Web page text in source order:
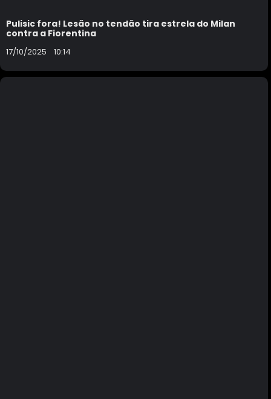
Pulisic fora! Lesão no tendão tira estrela do Milan
contra a Fiorentina
17/10/2025 10:14